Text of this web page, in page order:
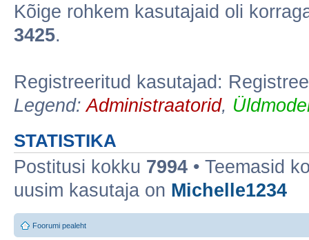
Kõige rohkem kasutajaid oli
3425.
Registreeritud kasutajad:
Legend:Administraatorid,
STATISTIKA
Postitusi kokku 7994 • Teemasid
uusim kasutaja on Michelle1234
Foorumi pealeht